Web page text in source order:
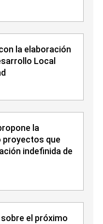
la elaboración
Local
la
proyectos que
indefinida de
el próximo